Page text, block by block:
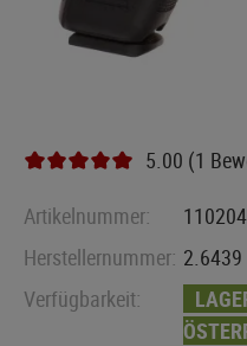
5.00 (1
Artikelnummer:
Herstellernummer: 2.6439
Verfügbarkeit: